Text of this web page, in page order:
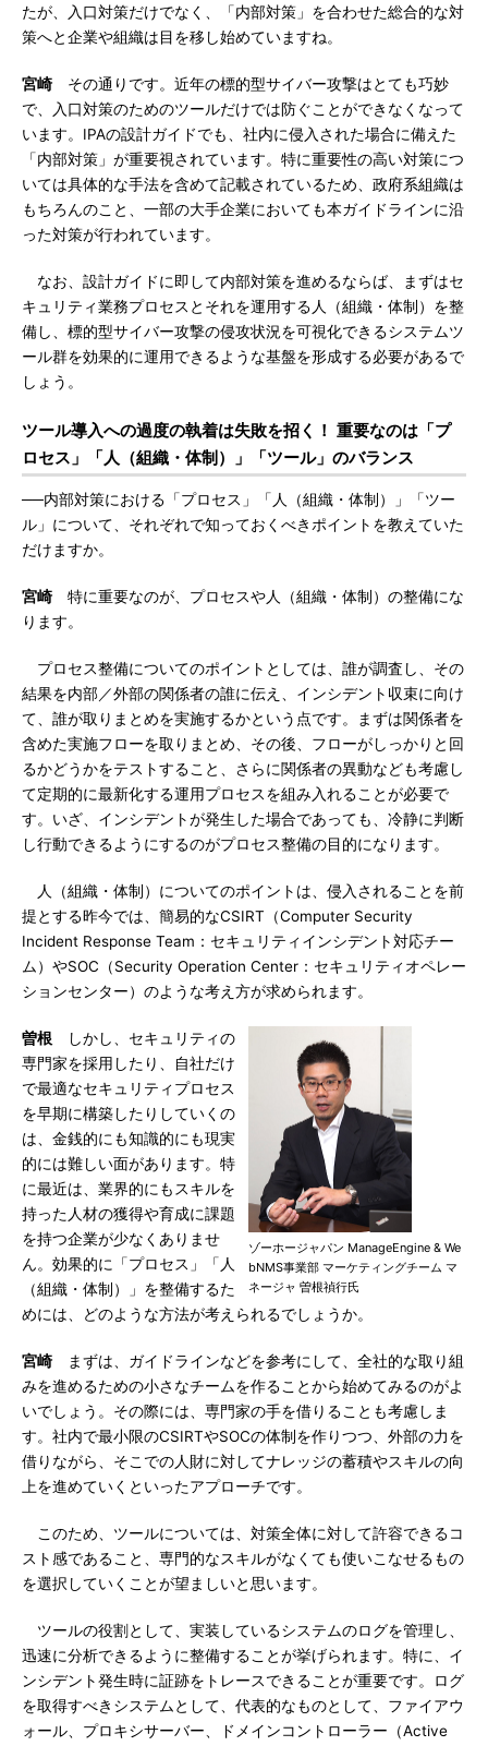
たが、入口対策だけでなく、「内部対策」を合わせた総合的な対
策へと企業や組織は目を移し始めていますね。
宮崎 その通りです。近年の標的型サイバー攻撃はとても巧妙
で、入口対策のためのツールだけでは防ぐことができなくなって
います。IPAの設計ガイドでも、社内に侵入された場合に備えた
「内部対策」が重要視されています。特に重要性の高い対策につ
いては具体的な手法を含めて記載されているため、政府系組織は
もちろんのこと、一部の大手企業においても本ガイドラインに沿
った対策が行われています。
なお、設計ガイドに即して内部対策を進めるならば、まずはセ
キュリティ業務プロセスとそれを運用する人（組織・体制）を整
備し、標的型サイバー攻撃の侵攻状況を可視化できるシステムツ
ール群を効果的に運用できるような基盤を形成する必要があるで
しょう。
ツール導入への過度の執着は失敗を招く！ 重要なのは「プ
ロセス」「人（組織・体制）」「ツール」のバランス
──内部対策における「プロセス」「人（組織・体制）」「ツー
ル」について、それぞれで知っておくべきポイントを教えていた
だけますか。
宮崎 特に重要なのが、プロセスや人（組織・体制）の整備にな
ります。
プロセス整備についてのポイントとしては、誰が調査し、その
結果を内部／外部の関係者の誰に伝え、インシデント収束に向け
て、誰が取りまとめを実施するかという点です。まずは関係者を
含めた実施フローを取りまとめ、その後、フローがしっかりと回
るかどうかをテストすること、さらに関係者の異動なども考慮し
て定期的に最新化する運用プロセスを組み入れることが必要で
す。いざ、インシデントが発生した場合であっても、冷静に判断
し行動できるようにするのがプロセス整備の目的になります。
人（組織・体制）についてのポイントは、侵入されることを前
提とする昨今では、簡易的なCSIRT（Computer Security
Incident Response Team：セキュリティインシデント対応チー
ム）やSOC（Security Operation Center：セキュリティオペレー
ションセンター）のような考え方が求められます。
ゾーホージャパン ManageEngine & We
bNMS事業部 マーケティングチーム マ
ネージャ 曽根禎行氏
曽根 しかし、セキュリティの
専門家を採用したり、自社だけ
で最適なセキュリティプロセス
を早期に構築したりしていくの
は、金銭的にも知識的にも現実
的には難しい面があります。特
に最近は、業界的にもスキルを
持った人材の獲得や育成に課題
を持つ企業が少なくありませ
ん。効果的に「プロセス」「人
（組織・体制）」を整備するた
めには、どのような方法が考えられるでしょうか。
宮崎 まずは、ガイドラインなどを参考にして、全社的な取り組
みを進めるための小さなチームを作ることから始めてみるのがよ
いでしょう。その際には、専門家の手を借りることも考慮しま
す。社内で最小限のCSIRTやSOCの体制を作りつつ、外部の力を
借りながら、そこでの人財に対してナレッジの蓄積やスキルの向
上を進めていくといったアプローチです。
このため、ツールについては、対策全体に対して許容できるコ
スト感であること、専門的なスキルがなくても使いこなせるもの
を選択していくことが望ましいと思います。
ツールの役割として、実装しているシステムのログを管理し、
迅速に分析できるように整備することが挙げられます。特に、イ
ンシデント発生時に証跡をトレースできることが重要です。ログ
を取得すべきシステムとして、代表的なものとして、ファイアウ
ォール、プロキシサーバー、ドメインコントローラー（Active